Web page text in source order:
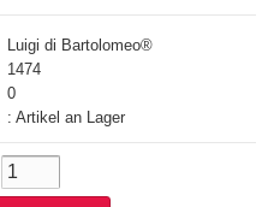
Luigi di Bartolomeo®
1474
0
: Artikel an Lager